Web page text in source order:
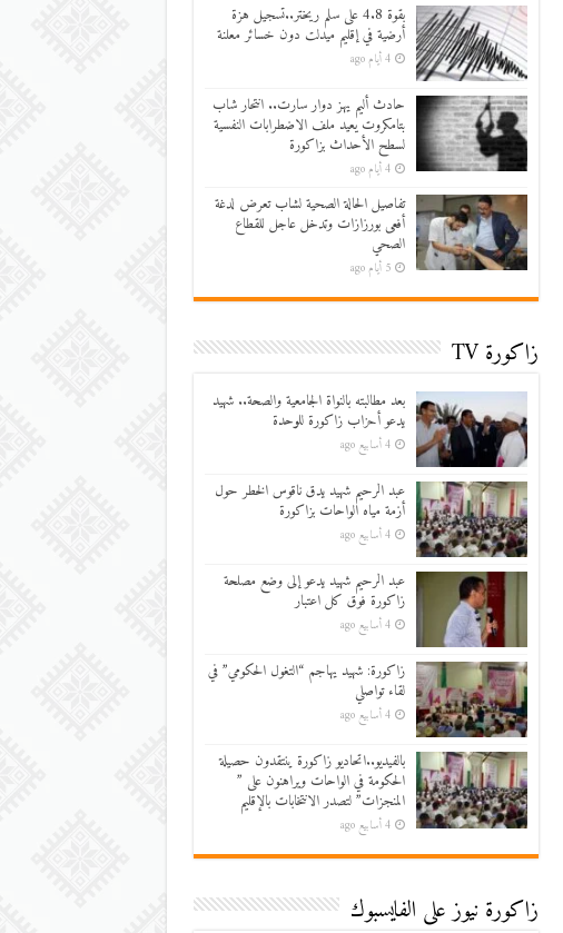
بقوة 4.8 على سلم ريختر..تسجيل هزة
أرضية في إقليم ميدلت دون خسائر معلنة
4 أيام ago
حادث أليم يهز دوار سارت.. انتحار شاب
بتامكروت يعيد ملف الاضطرابات النفسية
لسطح الأحداث بزاكورة
4 أيام ago
تفاصيل الحالة الصحية لشاب تعرض لدغة
أفعى بورزازات وتدخل عاجل للقطاع
الصحي
5 أيام ago
زاكورة TV
بعد مطالبته بالنواة الجامعية والصحة.. شهيد
يدعو أحزاب زاكورة للوحدة
4 أسابيع ago
عبد الرحيم شهيد يدق ناقوس الخطر حول
أزمة مياه الواحات بزاكورة
4 أسابيع ago
عبد الرحيم شهيد يدعو إلى وضع مصلحة
زاكورة فوق كل اعتبار
4 أسابيع ago
زاكورة: شهيد يهاجم “التغول الحكومي” في
لقاء تواصلي
4 أسابيع ago
بالفيديو..اتحاديو زاكورة ينتقدون حصيلة
الحكومة في الواحات ويراهنون على ”
المنجزات” لتصدر الانتخابات بالإقليم
4 أسابيع ago
زاكورة نيوز على الفايسبوك